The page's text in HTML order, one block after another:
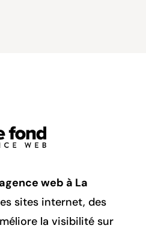
agence web à La
sites internet, des
la visibilité sur